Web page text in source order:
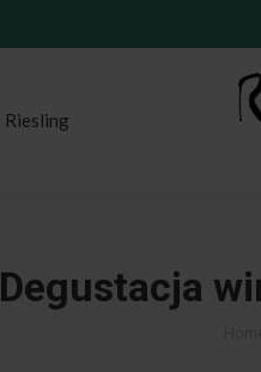
Riesling
Degustacja